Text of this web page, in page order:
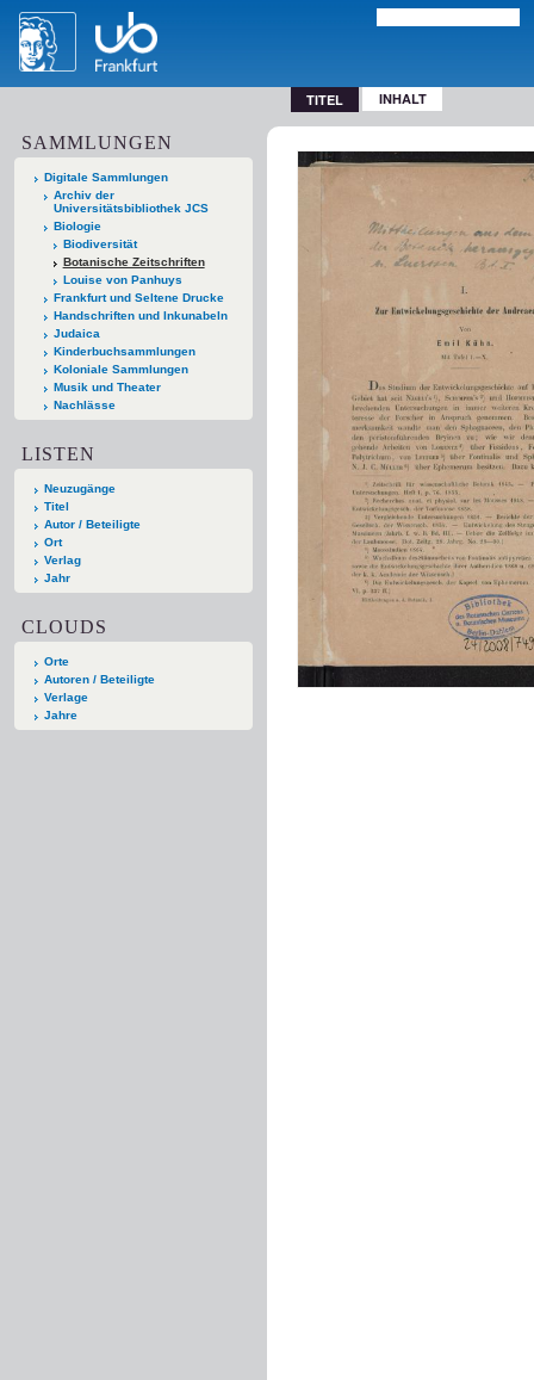
TITEL INHALT
SAMMLUNGEN
Digitale Sammlungen
Archiv der
Universitätsbibliothek JCS
Biologie
Biodiversität
Botanische Zeitschriften
Louise von Panhuys
Frankfurt und Seltene Drucke
Handschriften und Inkunabeln
Judaica
Kinderbuchsammlungen
Koloniale Sammlungen
Musik und Theater
Nachlässe
LISTEN
Neuzugänge
Titel
Autor / Beteiligte
Ort
Verlag
Jahr
CLOUDS
Orte
Autoren / Beteiligte
Verlage
Jahre